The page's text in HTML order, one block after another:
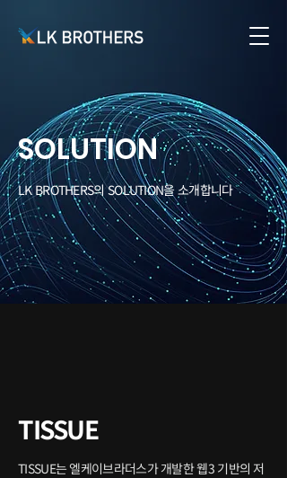
SOLUTION
LK BROTHERS의 SOLUTION을 소개합니다
TISSUE​
TISSUE는 엘케이브라더스가 개발한 웹3 기반의 저